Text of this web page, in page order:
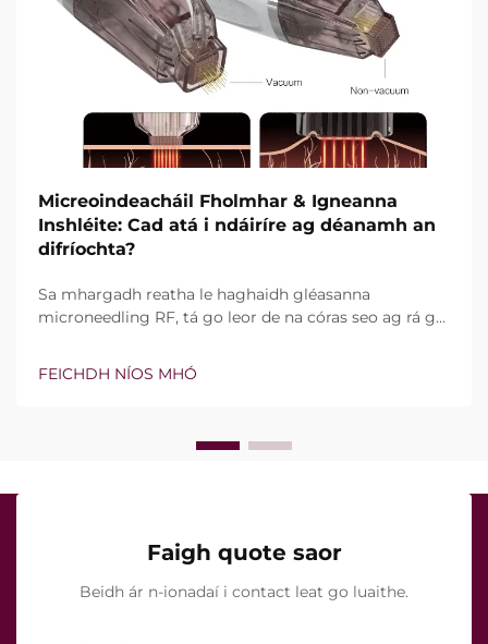
Micreoindeacháil Fholmhar & Igneanna
Inshléite: Cad atá i ndáiríre ag déanamh an
difríochta?
Sa mhargadh reatha le haghaidh gléasanna
microneedling RF, tá go leor de na córas seo ag rá go
Áfach, níl an cheist fíor i ndáiríre an bhfuil na gnéithe
seo ann nó nach bhfuil, ach conas a oibríonn siad go
FEICHDH NÍOS MHÓ
Faigh quote saor
Beidh ár n-ionadaí i contact leat go luaithe.